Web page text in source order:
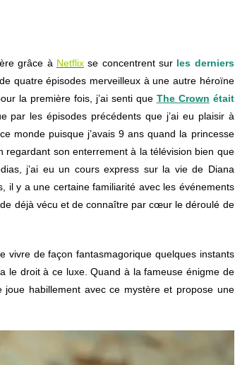
grâce à Netflixse concentrent surles derniers
quatre épisodes merveilleux à une autre héroïne
la première fois, j’ai senti que The Crown était
par les épisodes précédents que j’ai eu plaisir à
monde puisque j’avais 9 ans quand la princesse
son enterrement à la télévision bien que
j’ai eu un cours express sur la vie de Diana
il y a une certaine familiarité avec les événements
déjà vécu et de connaître par cœur le déroulé de
vivre de façon fantasmagorique quelques instants
le droit à ce luxe. Quand à la fameuse énigme de
habillement avec ce mystère et propose une